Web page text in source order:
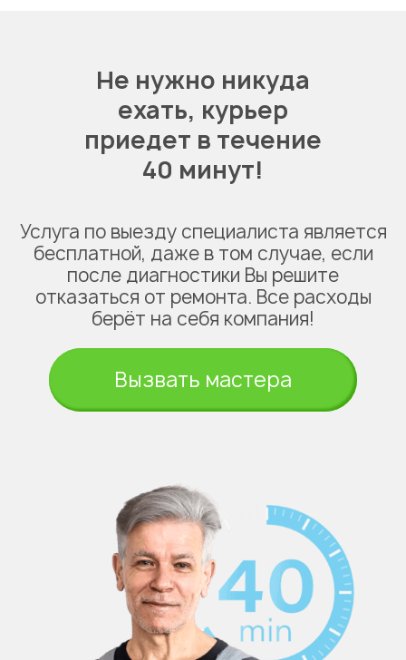
Не нужно никуда
ехать, курьер
приедет в течение
40 минут!
Услуга по выезду специалиста является
бесплатной, даже в том случае, если
после диагностики Вы решите
отказаться от ремонта. Все расходы
берёт на себя компания!
Вызвать мастера